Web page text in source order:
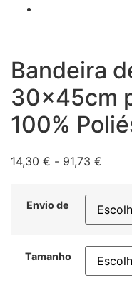
Bandeira
30x45cm
100%
14,30 € - 91,73 €
14,30
a
Envio de
Tamanho